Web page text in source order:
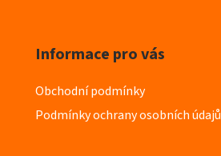
Informace pro vás
Obchodní podmínky
Podmínky ochrany osobních údajů